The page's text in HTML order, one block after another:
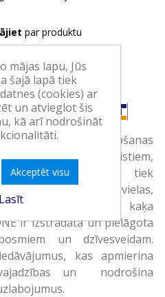
par produktu
maksājumi
dzīvnieku kopšanas
uztura speciālistiem,
piedāvājums tiek
kvalitātes izejvielas,
un sabalansētu kaķa
ir izstrādāta un pielāgota
un dzīvesveidam.
kas apmierina
un nodrošina
mājas lapu, Jūs
šajā lapā tiek
(cookies) ar
un atvieglot šis
kā arī nodrošināt
Akceptēt visu
Lasīt